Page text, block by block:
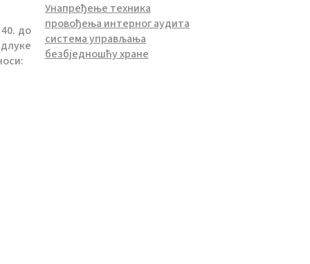
до
Унапређење техника
провођења интерног аудита
система управљања
безбједношћу хране